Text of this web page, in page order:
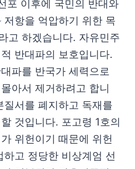
포 이후에 국민의 반대와
항을 억압하기 위한 목
고 하겠습니다. 자유민주
반대파의 보호입니다.
파를 반국가 세력으로
아서 제거하려고 합니
서를 폐지하고 독재를
것입니다. 포고령 1호의
위헌이기 때문에 위헌
고 정당한 비상계엄 선